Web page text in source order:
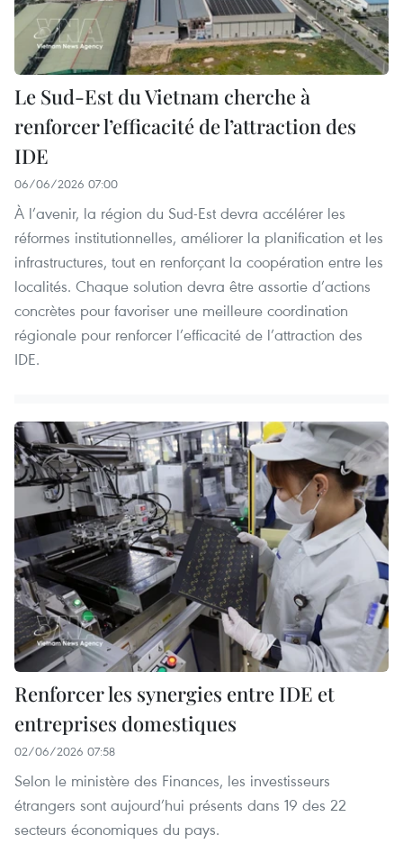
Le Sud-Est du Vietnam cherche à
renforcer l’efficacité de l’attraction des
IDE
06/06/2026 07:00
À l’avenir, la région du Sud-Est devra accélérer les
réformes institutionnelles, améliorer la planification et les
infrastructures, tout en renforçant la coopération entre les
localités. Chaque solution devra être assortie d’actions
concrètes pour favoriser une meilleure coordination
régionale pour renforcer l’efficacité de l’attraction des
IDE.
Renforcer les synergies entre IDE et
entreprises domestiques
02/06/2026 07:58
Selon le ministère des Finances, les investisseurs
étrangers sont aujourd’hui présents dans 19 des 22
secteurs économiques du pays.